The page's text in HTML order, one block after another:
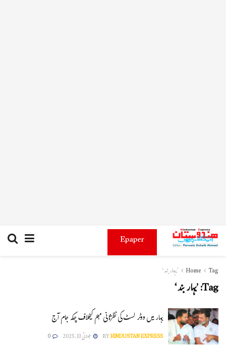
Epaper
Home Tag ’بہار بند‘
Tag:’بہار بند‘
بہار میں ووٹر لسٹ کی نظرثانی مہم کیخلاف چکہ جام آج
BYHINDUSTAN EXPRESS جولائی 13, 2025 0